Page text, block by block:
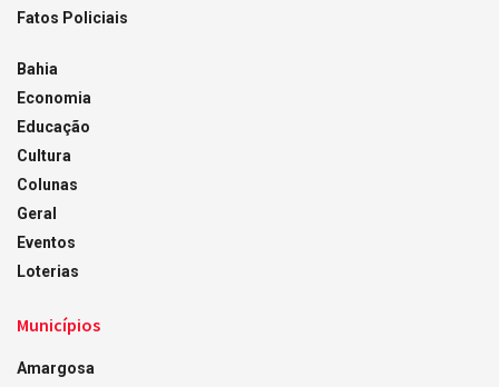
Fatos Policiais
Bahia
Economia
Educação
Cultura
Colunas
Geral
Eventos
Loterias
Municípios
Amargosa